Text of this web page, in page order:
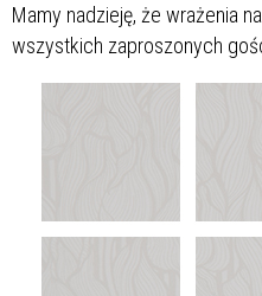
Mamy nadzieję, że wrażenia
wszystkich zaproszonych